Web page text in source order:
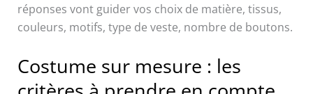
réponses vont guider vos choix de matière, tissus,
couleurs, motifs, type de veste, nombre de boutons.
Costume sur mesure : les